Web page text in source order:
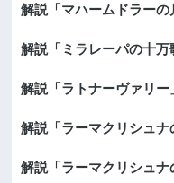
解説「マハームドラーの
解説「ミラレーパの十万
解説「ラトナーヴァリー
解説「ラーマクリシュナ
解説「ラーマクリシュナ